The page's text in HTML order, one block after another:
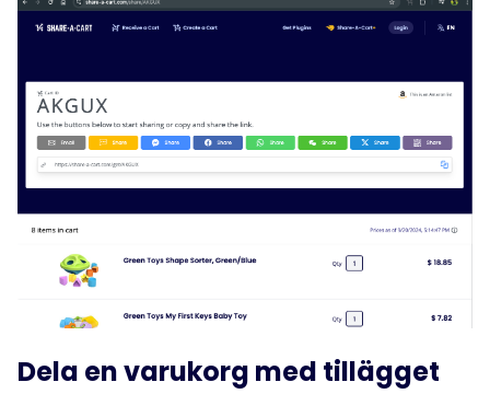
Dela en varukorg med tillägget